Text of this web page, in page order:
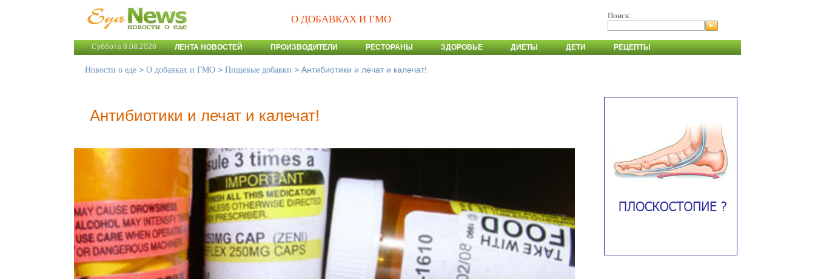
О ДОБАВКАХ И ГМО Поиск:
Суббота 8.08.2026 ЛЕНТА НОВОСТЕЙ ПРОИЗВОДИТЕЛИ РЕСТОРАНЫ ЗДОРОВЬЕ ДИЕТЫ ДЕТИ РЕЦЕПТЫ
Новости о еде > О добавках и ГМО > Пищевые добавки > Антибиотики и лечат и калечат!
Антибиотики и лечат и калечат!